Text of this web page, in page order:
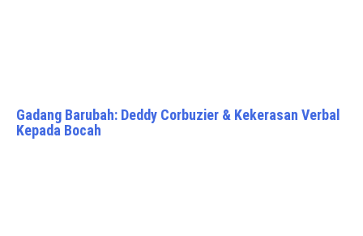
Gadang Barubah: Deddy Corbuzier & Kekerasan Verbal
Kepada Bocah